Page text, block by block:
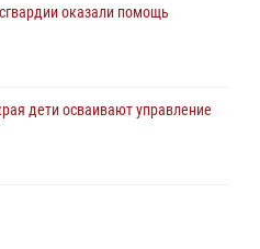
«прямой линии»
оказали помощь
дети осваивают управление